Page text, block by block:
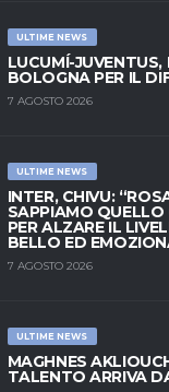
ULTIME NEWS
LUCUMÍ-
BOLOGNA PER IL
7 AGOSTO 2026
ULTIME NEWS
INTER, CHIVU:
SAPPIAMO
PER ALZARE IL
BELLO ED
7 AGOSTO 2026
ULTIME NEWS
MAGHNES
TALENTO ARRIVA